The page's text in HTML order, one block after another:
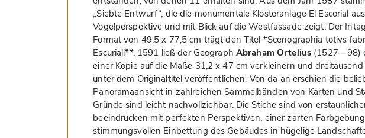
„Siebte Entwurf“, die die monumentale Klosteranlage El Escorial
Vogelperspektive und mit Blick auf die Westfassade zeigt. Der
Format von 49,5 x 77,5 cm trägt den Titel *Scenographia totivs
Escuriali**. 1591 ließ der Geograph Abraham Ortelius (1527—98)
einer Kopie auf die Maße 31,2 x 47 cm verkleinern und
unter dem Originaltitel veröffentlichen. Von da an erschien die
Panoramaansicht in zahlreichen Sammelbänden von Karten und
Gründe sind leicht nachvollziehbar. Die Stiche sind von
beeindrucken mit perfekten Perspektiven, einer zarten
stimmungsvollen Einbettung des Gebäudes in hügelige